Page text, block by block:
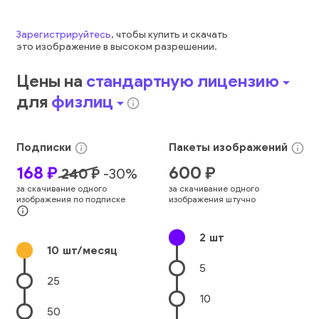
Зарегистрируйтесь, чтобы купить и скачать
это изображениев высоком разрешении.
Цены на стандартную лицензиюarrow_drop_down
для физлицarrow_drop_downinfo_outline
Подписки info_outline
168 ₽ 240₽ -30%
за скачивание одного
изображения по подписке
info_outline
10 шт/месяц
25
50
Пакеты изображений info_outline
600 ₽
за скачивание одного
изображения штучно
2 шт
5
10